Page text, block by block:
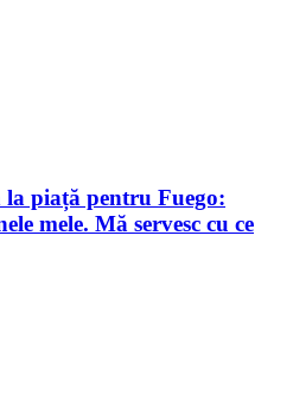
piață pentru Fuego:
mele. Mă servesc cu ce